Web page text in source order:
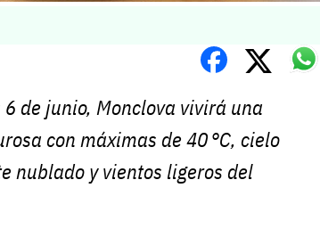
6 de junio, Monclova vivirá una
con máximas de 40 °C, cielo
nublado y vientos ligeros del